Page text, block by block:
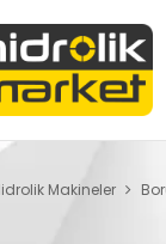
Makineler